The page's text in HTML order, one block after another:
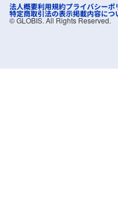
法人概要利用規約プライバシーポ
特定商取引法の表示掲載内容につ
©︎ GLOBIS. All Rights Reserved.